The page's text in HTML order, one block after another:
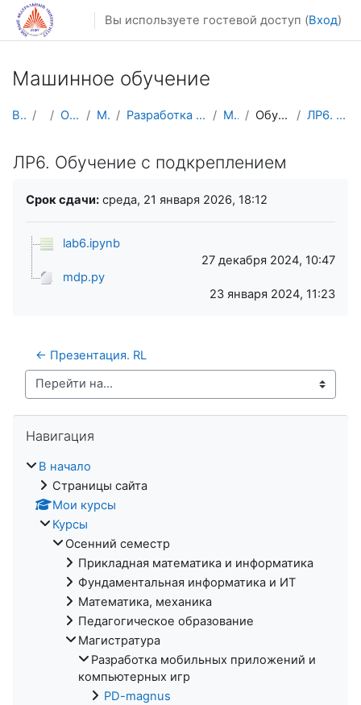
Перейти к основному содержанию
Вы используете гостевой доступ (Вход)
Машинное обучение
В начало Курсы Осенний семестр Магистратура Разработка мобильных приложений и компьютерных игр МО (маг ФИИТ) Обучение с подкреплением ЛР6. Обучение с подкреплением
ЛР6. Обучение с подкреплением
Срок сдачи: среда, 21 января 2026, 18:12
lab6.ipynb
27 декабря 2024, 10:47
mdp.py
23 января 2024, 11:23
← Презентация. RL
Перейти на...
Навигация
В начало
Страницы сайта
Мои курсы
Курсы
Осенний семестр
Прикладная математика и информатика
Фундаментальная информатика и ИТ
Математика, механика
Педагогическое образование
Магистратура
Разработка мобильных приложений и
компьютерных игр
PD-magnus